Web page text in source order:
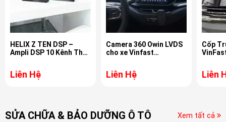
HELIX Z TEN DSP –
Ampli DSP 10 Kênh Thế
Liên Hệ
Camera 360 Owin LVDS
cho xe Vinfast
Liên Hệ
Cốp
Liên
SỬA CHỮA & BẢO DƯỠNG Ô TÔ Xem tất cả